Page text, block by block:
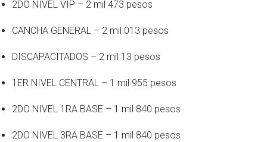
2DO NIVEL VIP – 2 mil 473 pesos
CANCHA GENERAL – 2 mil 013 pesos
DISCAPACITADOS – 2 mil 13 pesos
1ER NIVEL CENTRAL – 1 mil 955 pesos
2DO NIVEL 1RA BASE – 1 mil 840 pesos
2DO NIVEL 3RA BASE – 1 mil 840 pesos